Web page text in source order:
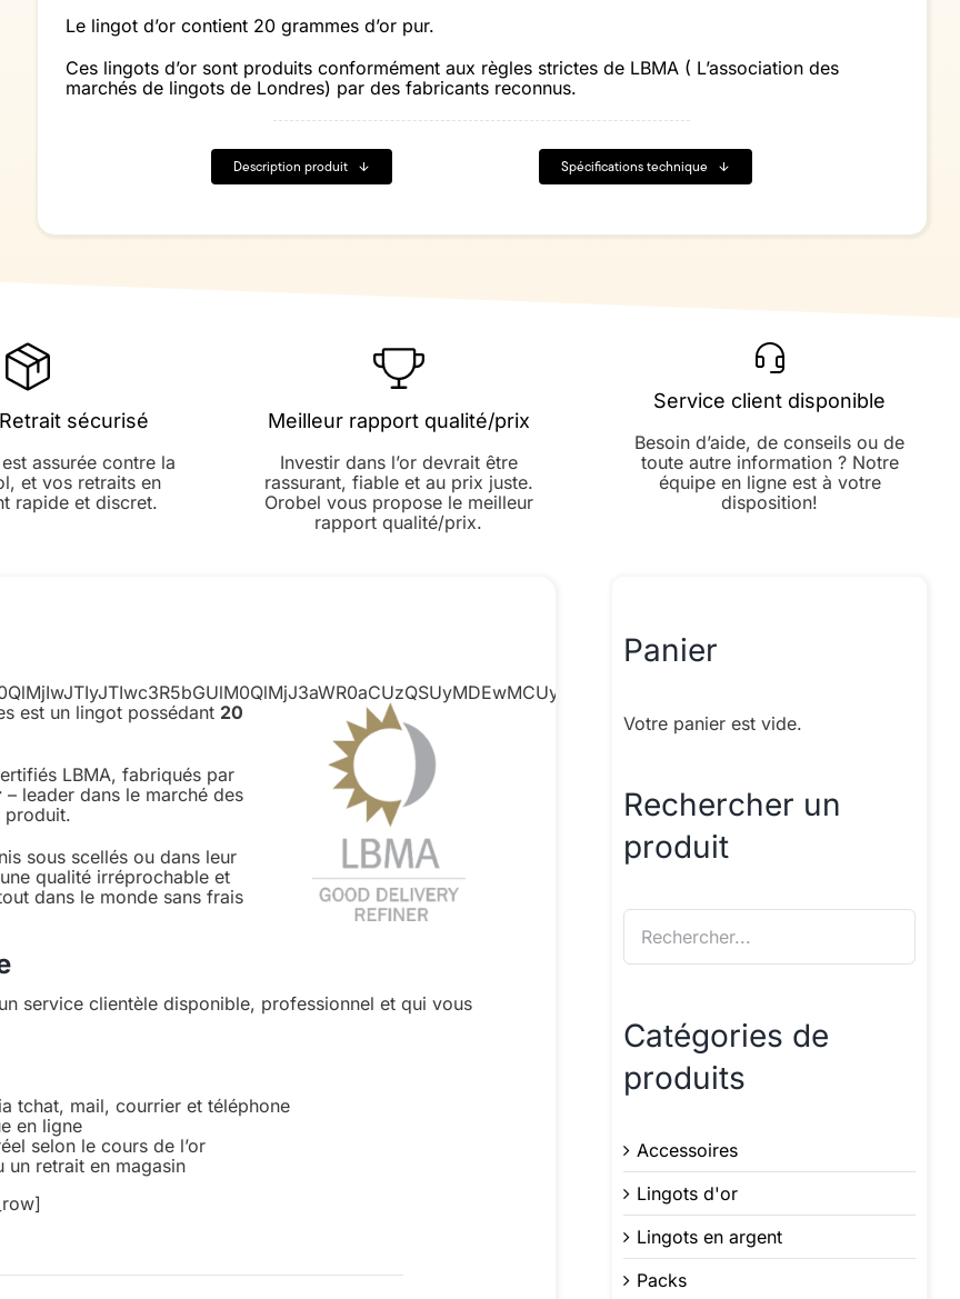
Grammes
d'Or
Le lingot d’or contient 20 grammes d’or pur.
Ces lingots d’or sont produits conformément aux règles strictes de LBMA ( L’association des
marchés de lingots de Londres) par des fabricants reconnus.
Description produit Spécifications technique
sécurisé
assurée contre la
et vos retraits en
rapide et discret.
Meilleur rapport qualité/prix
Investir dans l’or devrait être
rassurant, fiable et au prix juste.
Orobel vous propose le meilleur
rapport qualité/prix.
Service client disponible
Besoin d’aide, de conseils ou de
toute autre information ? Notre
équipe en ligne est à votre
disposition!
est un lingot possédant 20
LBMA, fabriqués par
– leader dans le marché des
produit.
sous scellés ou dans leur
qualité irréprochable et
dans le monde sans frais
service clientèle disponible, professionnel et qui vous
tchat, mail, courrier et téléphone
en ligne
selon le cours de l’or
un retrait en magasin
Panier
Votre panier est vide.
Rechercher un
produit
Catégories de
produits
Accessoires
Lingots d'or
Lingots en argent
Packs